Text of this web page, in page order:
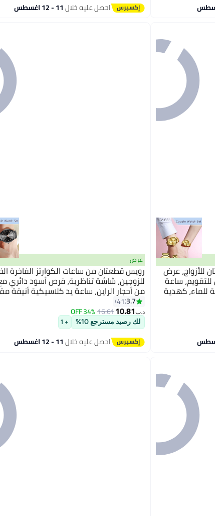
احصل عليه خلال11 - 12 اغسطس
للأزواج، عرض
ساعة
للماء، كهدية
عرض
رويس قطعتان من ساعات الكوارتز الفاخرة
للزوجين، شاشة تناظرية، قرص أسود دائري
من أحجار الراين، ساعة يد كلاسيكية أنيقة
للماء، كهدية للرجال والنساء
3.7
41
د.ب‏10.81
16.61
34% OFF
لك رصيد مسترجع 10% + 1
احصل عليه خلال11 - 12 اغسطس